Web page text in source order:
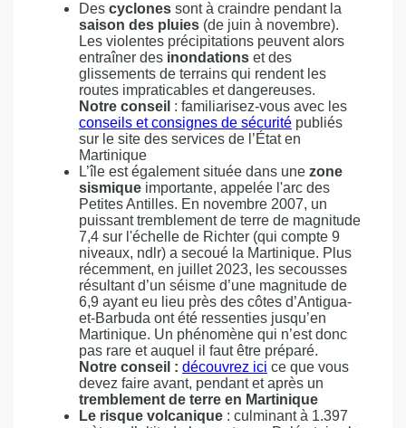
Des cyclones sont à craindre pendant la
saison des pluies (de juin à novembre).
Les violentes précipitations peuvent alors
entraîner des inondations et des
glissements de terrains qui rendent les
routes impraticables et dangereuses.
Notre conseil : familiarisez-vous avec les
conseils et consignes de sécurité publiés
sur le site des services de l’État en
Martinique
L’île est également située dans une zone
sismique importante, appelée l'arc des
Petites Antilles. En novembre 2007, un
puissant tremblement de terre de magnitude
7,4 sur l'échelle de Richter (qui compte 9
niveaux, ndlr) a secoué la Martinique. Plus
récemment, en juillet 2023, les secousses
résultant d’un séisme d’une magnitude de
6,9 ayant eu lieu près des côtes d’Antigua-
et-Barbuda ont été ressenties jusqu’en
Martinique. Un phénomène qui n’est donc
pas rare et auquel il faut être préparé.
Notre conseil : découvrez ici ce que vous
devez faire avant, pendant et après un
tremblement de terre en Martinique
Le risque volcanique : culminant à 1.397